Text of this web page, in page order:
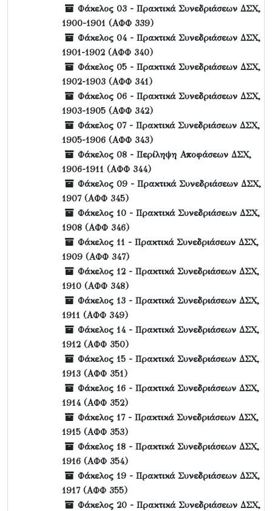
Φάκελος 03 - Πρακτικά Συνεδριάσεων ΔΣΧ,
1900-1901 (ΑΦΦ 339)
Φάκελος 04 - Πρακτικά Συνεδριάσεων ΔΣΧ,
1901-1902 (ΑΦΦ 340)
Φάκελος 05 - Πρακτικά Συνεδριάσεων ΔΣΧ,
1902-1903 (ΑΦΦ 341)
Φάκελος 06 - Πρακτικά Συνεδριάσεων ΔΣΧ,
1903-1905 (ΑΦΦ 342)
Φάκελος 07 - Πρακτικά Συνεδριάσεων ΔΣΧ,
1905-1906 (ΑΦΦ 343)
Φάκελος 08 - Περίληψη Αποφάσεων ΔΣΧ,
1906-1911 (ΑΦΦ 344)
Φάκελος 09 - Πρακτικά Συνεδριάσεων ΔΣΧ,
1907 (ΑΦΦ 345)
Φάκελος 10 - Πρακτικά Συνεδριάσεων ΔΣΧ,
1908 (ΑΦΦ 346)
Φάκελος 11 - Πρακτικά Συνεδριάσεων ΔΣΧ,
1909 (ΑΦΦ 347)
Φάκελος 12 - Πρακτικά Συνεδριάσεων ΔΣΧ,
1910 (ΑΦΦ 348)
Φάκελος 13 - Πρακτικά Συνεδριάσεων ΔΣΧ,
1911 (ΑΦΦ 349)
Φάκελος 14 - Πρακτικά Συνεδριάσεων ΔΣΧ,
1912 (ΑΦΦ 350)
Φάκελος 15 - Πρακτικά Συνεδριάσεων ΔΣΧ,
1913 (ΑΦΦ 351)
Φάκελος 16 - Πρακτικά Συνεδριάσεων ΔΣΧ,
1914 (ΑΦΦ 352)
Φάκελος 17 - Πρακτικά Συνεδριάσεων ΔΣΧ,
1915 (ΑΦΦ 353)
Φάκελος 18 - Πρακτικά Συνεδριάσεων ΔΣΧ,
1916 (ΑΦΦ 354)
Φάκελος 19 - Πρακτικά Συνεδριάσεων ΔΣΧ,
1917 (ΑΦΦ 355)
Φάκελος 20 - Πρακτικά Συνεδριάσεων ΔΣΧ,